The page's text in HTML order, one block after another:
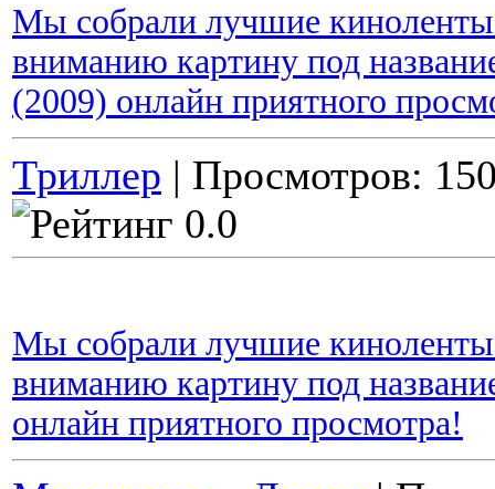
Мы собрали лучшие киноленты
вниманию картину под
(2009) онлайн приятного
Триллер | Просмотров:
Мы собрали лучшие киноленты
вниманию картину под
онлайн приятного просмотра!